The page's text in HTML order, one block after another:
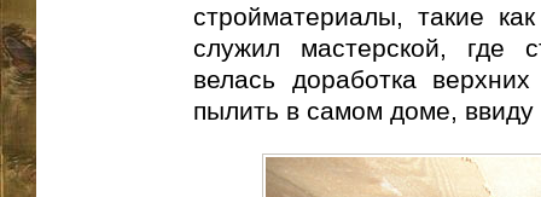
стройматериалы, такие
служил мастерской, где
велась доработка
пылить в самом доме,